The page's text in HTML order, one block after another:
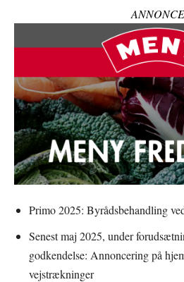
ANNONCE
Primo 2025: Byrådsbehandling
Senest maj 2025, under
godkendelse: Annoncering på
vejstrækninger